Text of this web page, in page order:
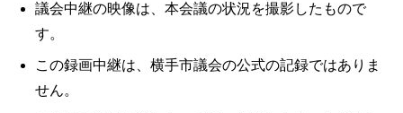
議会中継の映像は、本会議の状況を撮影したもので
す。
この録画中継は、横手市議会の公式の記録ではありま
せん。